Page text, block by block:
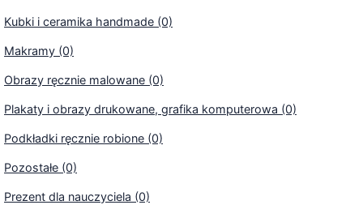
Kubki i ceramika handmade (0)
Makramy (0)
Obrazy ręcznie malowane (0)
Plakaty i obrazy drukowane, grafika komputerowa (0)
Podkładki ręcznie robione (0)
Pozostałe (0)
Prezent dla nauczyciela (0)